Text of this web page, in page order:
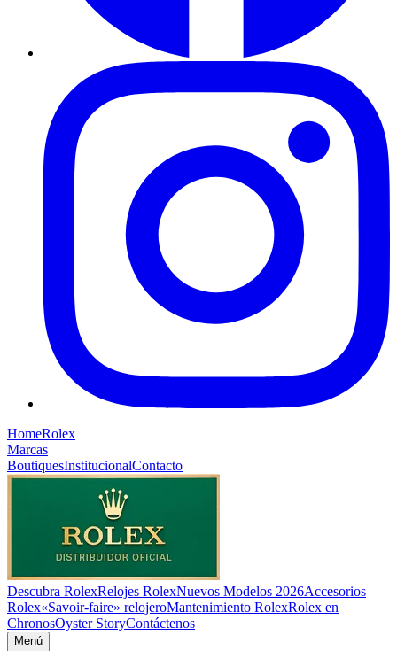
HomeRolex
Marcas
BoutiquesInstitucionalContacto
Descubra RolexRelojes RolexNuevos Modelos 2026Accesorios
Rolex«Savoir-faire» relojeroMantenimiento RolexRolex en
ChronosOyster StoryContáctenos
Menú